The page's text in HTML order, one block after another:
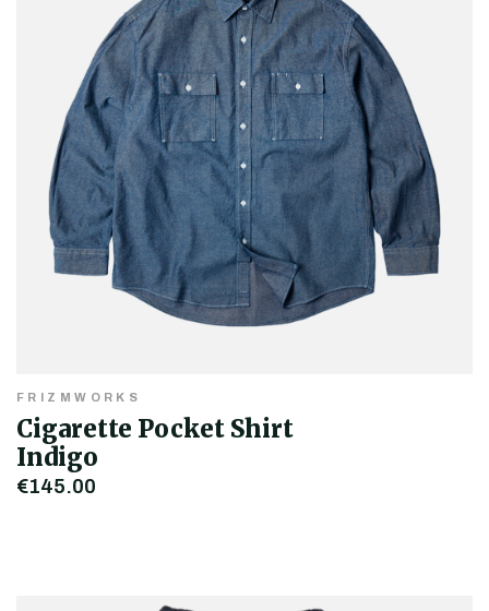
FRIZMWORKS
Cigarette Pocket Shirt
Indigo
€145,00